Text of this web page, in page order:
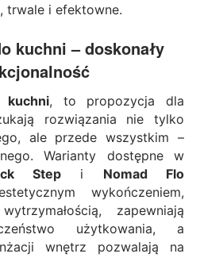
trwale i efektowne.
kuchni – doskonały
kuchni, to propozycja dla
rozwiązania nie tylko
ale przede wszystkim –
Warianty dostępne w
Step i Nomad Flo
wykończeniem,
zapewniają
użytkowania, a
wnętrz pozwalają na